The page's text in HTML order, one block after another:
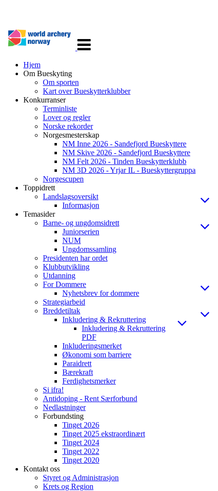
navigasjon
Hjem
Om Bueskyting
Om sporten
Kart over Bueskytterklubber
Konkurranser
Terminliste
Lover og regler
Norske rekorder
Norgesmesterskap
NM Inne 2026 - Sandefjord Bueskyttere
NM Skive 2026 - Sandefjord Bueskyttere
NM Felt 2026 - Tinden Bueskytterklubb
NM 3D 2026 - Yrjar IL - Bueskyttergruppa
Norgescupen
Toppidrett
Landslagsoversikt
Informasjon
Temasider
Barne- og ungdomsidrett
Juniorserien
NUM
Ungdomssamling
Presidenten har ordet
Klubbutvikling
Utdanning
For Dommere
Nyhetsbrev for dommere
Strategiarbeid
Breddetiltak
Inkludering & Rekruttering
Inkludering & Rekruttering
PDF
Inkluderingsmerket
Økonomi som barriere
Paraidrett
Bærekraft
Ferdighetsmerker
Si ifra!
Antidoping - Rent Særforbund
Nedlastninger
Forbundsting
Tinget 2026
Tinget 2025 ekstraordinært
Tinget 2024
Tinget 2022
Tinget 2020
Kontakt oss
Styret og Administrasjon
Krets og Region